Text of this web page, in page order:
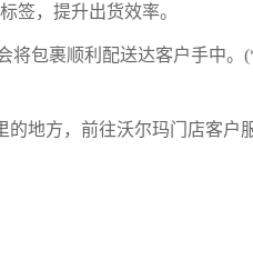
签，提升出货效率。
将包裹顺利配送达客户手中。
的地方，前往沃尔玛门店客户